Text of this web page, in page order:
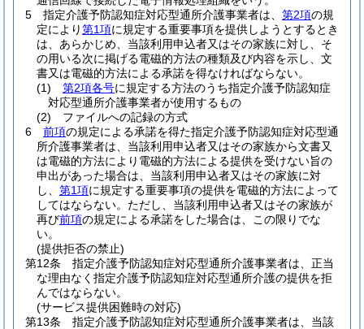
5
指定介護予防認知症対応型通所介護事業者は、 第2項の規
定により第1項に規定する重要事項を提供しようとするとき
は、あらかじめ、当該利用申込者又はその家族に対し、そ
の用いる次に掲げる電磁的方法の種類及び内容を示し、文
書又は電磁的方法による承諾を得なければならない。
(1)
第2項各号に規定する方法のうち指定介護予防認知症
対応型通所介護事業者が使用するもの
(2)
ファイルへの記録の方式
6
前項の規定による承諾を得た指定介護予防認知症対応型通
所介護事業者は、当該利用申込者又はその家族から文書又
は電磁的方法により電磁的方法による提供を受けない旨の
申出があった場合は、当該利用申込者又はその家族に対
し、 第1項に規定する重要事項の提供を電磁的方法によって
してはならない。 ただし、当該利用申込者又はその家族が
再び前項の規定による承諾をした場合は、この限りでな
い。
(提供拒否の禁止)
第12条
指定介護予防認知症対応型通所介護事業者は、正当
な理由なく指定介護予防認知症対応型通所介護の提供を拒
んではならない。
(サービス提供困難時の対応)
第13条
指定介護予防認知症対応型通所介護事業者は、当該